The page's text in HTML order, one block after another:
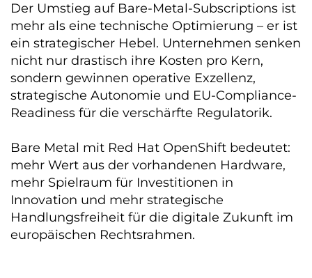
Der Umstieg auf Bare-Metal-Subscriptions ist
mehr als eine technische Optimierung – er ist
ein strategischer Hebel. Unternehmen senken
nicht nur drastisch ihre Kosten pro Kern,
sondern gewinnen operative Exzellenz,
strategische Autonomie und EU-Compliance-
Readiness für die verschärfte Regulatorik.
Bare Metal mit Red Hat OpenShift bedeutet:
mehr Wert aus der vorhandenen Hardware,
mehr Spielraum für Investitionen in
Innovation und mehr strategische
Handlungsfreiheit für die digitale Zukunft im
europäischen Rechtsrahmen.